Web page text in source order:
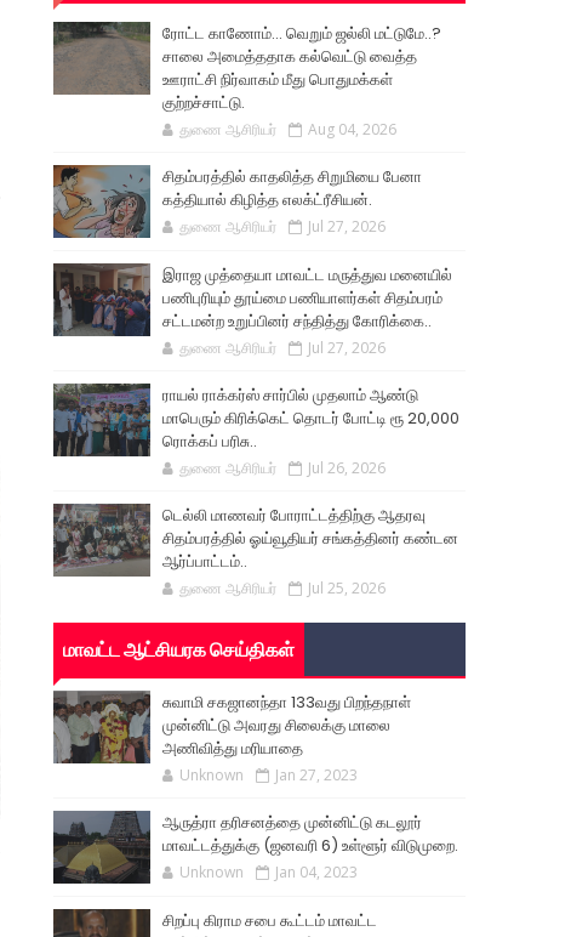
ரோட்ட காணோம்... வெறும் ஜல்லி மட்டுமே..?
சாலை அமைத்ததாக கல்வெட்டு வைத்த
ஊராட்சி நிர்வாகம் மீது பொதுமக்கள்
குற்றச்சாட்டு.
துணை ஆசிரியர் Aug 04, 2026
சிதம்பரத்தில் காதலித்த சிறுமியை பேனா
கத்தியால் கிழித்த எலக்ட்ரீசியன்.
துணை ஆசிரியர் Jul 27, 2026
இராஜ முத்தையா மாவட்ட மருத்துவ மனையில்
பணிபுரியும் தூய்மை பணியாளர்கள் சிதம்பரம்
சட்டமன்ற உறுப்பினர் சந்தித்து கோரிக்கை..
துணை ஆசிரியர் Jul 27, 2026
ராயல் ராக்கர்ஸ் சார்பில் முதலாம் ஆண்டு
மாபெரும் கிரிக்கெட் தொடர் போட்டி ரூ 20,000
ரொக்கப் பரிசு..
துணை ஆசிரியர் Jul 26, 2026
டெல்லி மாணவர் போராட்டத்திற்கு ஆதரவு
சிதம்பரத்தில் ஓய்வூதியர் சங்கத்தினர் கண்டன
ஆர்ப்பாட்டம்..
துணை ஆசிரியர் Jul 25, 2026
மாவட்ட ஆட்சியரக செய்திகள்
சுவாமி சகஜானந்தா 133வது பிறந்தநாள்
முன்னிட்டு அவரது சிலைக்கு மாலை
அணிவித்து மரியாதை
Unknown Jan 27, 2023
ஆருத்ரா தரிசனத்தை முன்னிட்டு கடலூர்
மாவட்டத்துக்கு (ஜனவரி 6) உள்ளூர் விடுமுறை.
Unknown Jan 04, 2023
சிறப்பு கிராம சபை கூட்டம் மாவட்ட